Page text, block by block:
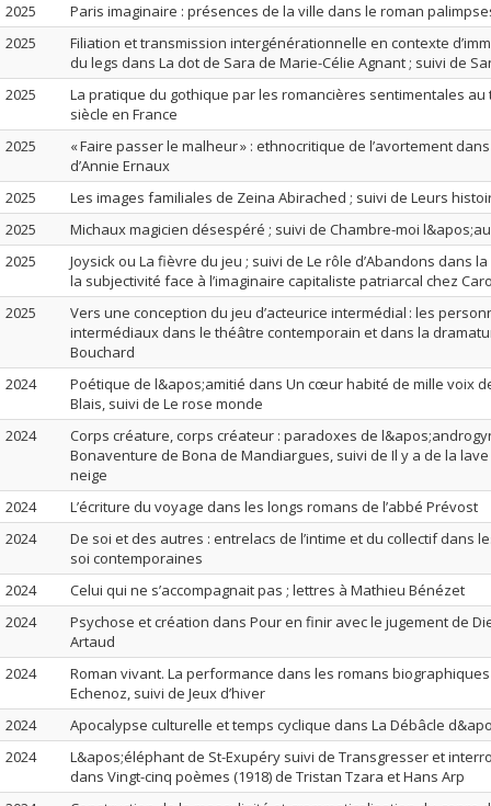
2025
Paris imaginaire : présences de la ville dans le roman
2025
Filiation et transmission intergénérationnelle en contexte
du legs dans La dot de Sara de Marie-Célie Agnant ; suivi de
2025
La pratique du gothique par les romancières sentimentales au
siècle en France
2025
« Faire passer le malheur » : ethnocritique de l’avortement dans
d’Annie Ernaux
2025
Les images familiales de Zeina Abirached ; suivi de Leurs
2025
Michaux magicien désespéré ; suivi de Chambre-moi
2025
Joysick ou La fièvre du jeu ; suivi de Le rôle d’Abandons dans
la subjectivité face à l’imaginaire capitaliste patriarcal chez
2025
Vers une conception du jeu d’acteurice intermédial : les
intermédiaux dans le théâtre contemporain et dans la
Bouchard
2024
Poétique de l&apos;amitié dans Un cœur habité de mille voix
Blais, suivi de Le rose monde
2024
Corps créature, corps créateur : paradoxes de
Bonaventure de Bona de Mandiargues, suivi de Il y a de la
neige
2024
L’écriture du voyage dans les longs romans de l’abbé Prévost
2024
De soi et des autres : entrelacs de l’intime et du collectif dans
soi contemporaines
2024
Celui qui ne s’accompagnait pas ; lettres à Mathieu Bénézet
2024
Psychose et création dans Pour en finir avec le jugement de
Artaud
2024
Roman vivant. La performance dans les romans biographiques
Echenoz, suivi de Jeux d’hiver
2024
Apocalypse culturelle et temps cyclique dans La Débâcle
2024
L&apos;éléphant de St-Exupéry suivi de Transgresser et
dans Vingt-cinq poèmes (1918) de Tristan Tzara et Hans Arp